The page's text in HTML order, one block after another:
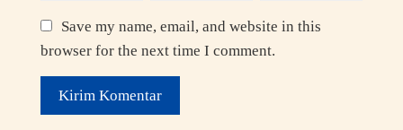
Save my name, email, and website in this
browser for the next time I comment.